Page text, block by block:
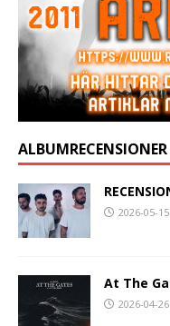
ALBUMRECENSIONER
2026-05-15
At The
2026-04-26